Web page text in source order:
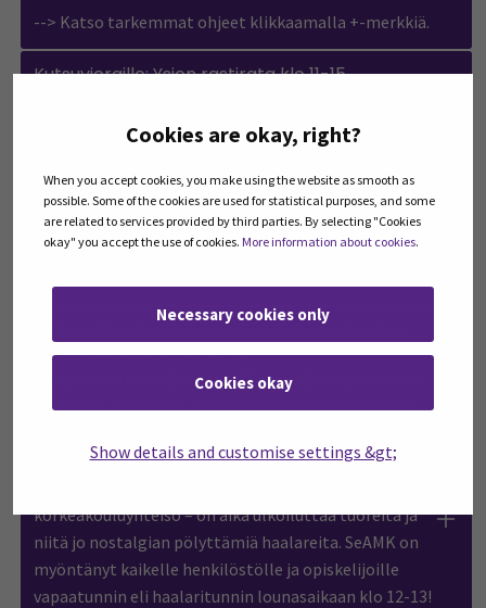
Cookies are okay, right?
When you accept cookies, you make using the website as smooth as
possible. Some of the cookies are used for statistical purposes, and some
are related to services provided by third parties. By selecting "Cookies
okay" you accept the use of cookies. More information about cookies.
Necessary cookies only
Cookies okay
Show details and customise settings &gt;
--> Katso tarkemmat ohjeet klikkaamalla +-merkkiä.
Kutsuvieraille: Ysien rastirata klo 11-15
yhdeksäsluokkalaisten rastiratapäivän vuoksi.
saapuvia ajoittamaan vierailunsa kiertokävelyreitille
Kampustalolla, Kansalaiskampuksella ja
Järjestökimarassa 14-17 välille.
Kaiken kansan haalaripäivä & korkeakoulun
väen vapaatunti klo 12-13
Kampusmarkkinoilla vietetään Seinäjoen jokirannan
keskustakampuksella myös kaikkien opiskelijoiden,
mutta ei ole pakko! Tehdään yhdessä haalarielämää
korkeakouluyhteisö – on aika ulkoiluttaa tuoreita ja
niitä jo nostalgian pölyttämiä haalareita. SeAMK on
myöntänyt kaikelle henkilöstölle ja opiskelijoille
vapaatunnin eli haalaritunnin lounasaikaan klo 12-13!